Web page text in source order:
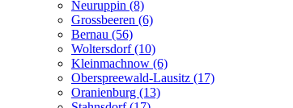
Neuruppin (8)
Grossbeeren (6)
Bernau (56)
Woltersdorf (10)
Kleinmachnow (6)
Oberspreewald-Lausitz (17)
Oranienburg (13)